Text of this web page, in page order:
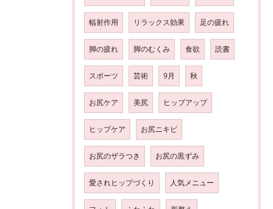
輻射作用 リラックス効果 足の疲れ
脚の疲れ 脚のむくみ 食欲 読書
スポーツ 芸術 9月 秋
お尻ケア 美尻 ヒップアップ
ヒップケア お尻ニキビ
お尻のザラつき お尻の黒ずみ
愛されヒップづくり 人気メニュー